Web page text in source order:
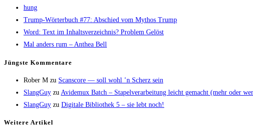
hung
Trump-Wör­ter­buch #77: Abschied vom Mythos Trump
Word: Text im Inhalts­ver­zeich­nis? Pro­blem Gelöst
Mal anders rum – Anthea Bell
Jüngs­te Kommentare
Rober M zu Scans­core — soll wohl ’n Scherz sein
SlangGuy zu Avi­de­mux Batch – Sta­pel­ver­ar­bei­tung leicht gemacht (mehr oder
SlangGuy zu Digi­ta­le Biblio­thek 5 – sie lebt noch!
Wei­te­re Artikel